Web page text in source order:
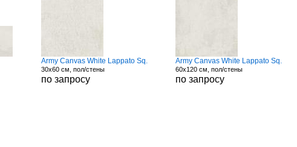
Army Canvas White Lappato Sq.
30x60 см, пол/стены
по запросу
Army Canvas White Lappato Sq.
60x120 см, пол/стены
по запросу